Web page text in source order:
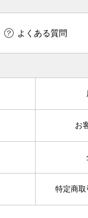
よくある質問
お
特定商